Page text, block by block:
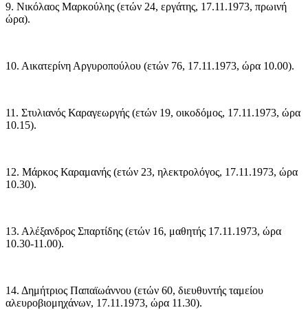
9. Νικόλαος Μαρκούλης (ετών 24, εργάτης, 17.11.1973, πρωινή
ώρα).
10. Αικατερίνη Αργυροπούλου (ετών 76, 17.11.1973, ώρα 10.00).
11. Στυλιανός Καραγεωργής (ετών 19, οικοδόμος, 17.11.1973, ώρα
10.15).
12. Μάρκος Καραμανής (ετών 23, ηλεκτρολόγος, 17.11.1973, ώρα
10.30).
13. Αλέξανδρος Σπαρτίδης (ετών 16, μαθητής 17.11.1973, ώρα
10.30-11.00).
14. Δημήτριος Παπαϊωάννου (ετών 60, διευθυντής ταμείου
αλευροβιομηχάνων, 17.11.1973, ώρα 11.30).